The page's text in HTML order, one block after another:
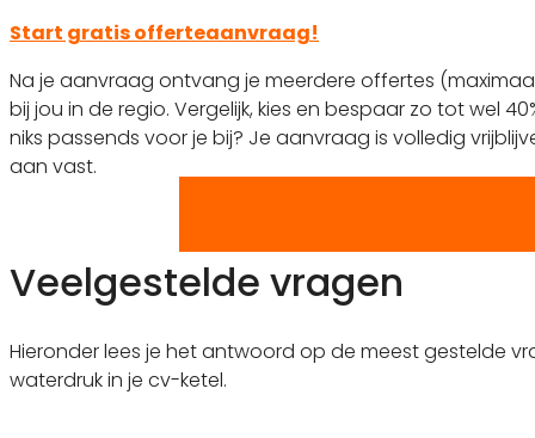
Start gratis offerteaanvraag!
Na je aanvraag ontvang je meerdere offertes
bij jou in de regio. Vergelijk, kies en bespaar zo tot wel
niks passends voor je bij? Je aanvraag is volledig
aan vast.
Veelgestelde vragen
Hieronder lees je het antwoord op de meest gestelde
waterdruk in je cv-ketel.